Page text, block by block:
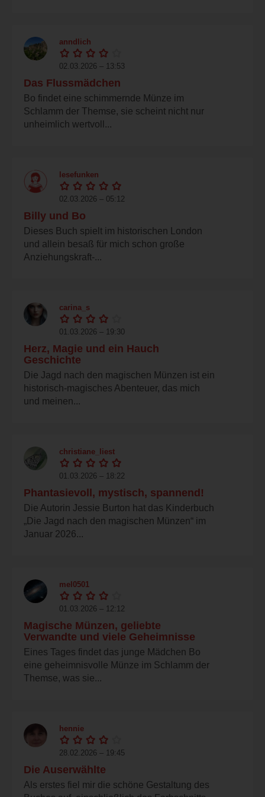
anndlich
02.03.2026 – 13:53
Das Flussmädchen
Bo findet eine schimmernde Münze im
Schlamm der Themse, sie scheint nicht nur
unheimlich wertvoll...
lesefunken
02.03.2026 – 05:12
Billy und Bo
Dieses Buch spielt im historischen London
und allein besaß für mich schon große
Anziehungskraft-...
carina_s
01.03.2026 – 19:30
Herz, Magie und ein Hauch
Geschichte
Die Jagd nach den magischen Münzen ist ein
historisch-magisches Abenteuer, das mich
und meinen...
christiane_liest
01.03.2026 – 18:22
Phantasievoll, mystisch, spannend!
Die Autorin Jessie Burton hat das Kinderbuch
„Die Jagd nach den magischen Münzen“ im
Januar 2026...
mel0501
01.03.2026 – 12:12
Magische Münzen, geliebte
Verwandte und viele Geheimnisse
Eines Tages findet das junge Mädchen Bo
eine geheimnisvolle Münze im Schlamm der
Themse, was sie...
hennie
28.02.2026 – 19:45
Die Auserwählte
Als erstes fiel mir die schöne Gestaltung des